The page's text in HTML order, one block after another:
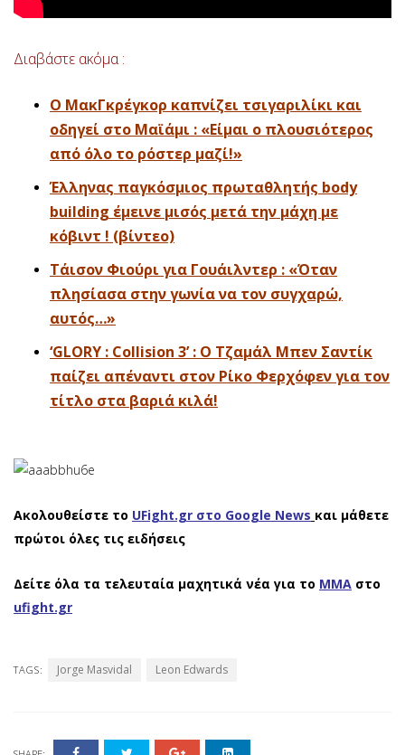
Διαβάστε ακόμα :
Ο ΜακΓκρέγκορ καπνίζει τσιγαριλίκι και
οδηγεί στο Μαϊάμι : «Είμαι ο πλουσιότερος
από όλο το ρόστερ μαζί!»
Έλληνας παγκόσμιος πρωταθλητής body
building έμεινε μισός μετά την μάχη με
κόβιντ ! (βίντεο)
Τάισον Φιούρι για Γουάιλντερ : «Όταν
πλησίασα στην γωνία να τον συγχαρώ,
αυτός…»
‘GLORY : Collision 3’ : Ο Τζαμάλ Μπεν Σαντίκ
παίζει απέναντι στον Ρίκο Φερχόφεν για τον
τίτλο στα βαριά κιλά!
Ακολουθείστε το UFight.gr στο Google News και μάθετε
πρώτοι όλες τις ειδήσεις
Δείτε όλα τα τελευταία μαχητικά νέα για το ΜΜΑ στο
ufight.gr
TAGS: Jorge Masvidal Leon Edwards